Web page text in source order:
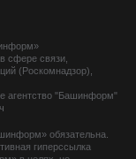
сфере связи,
(Роскомнадзор),
агентство "Башинформ"
обязательна.
гиперссылка